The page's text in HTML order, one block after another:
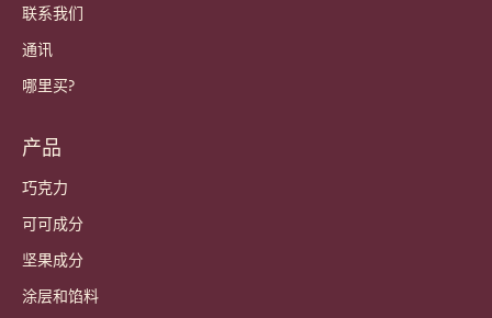
联系我们
通讯
哪里买?
产品
巧克力
可可成分
坚果成分
涂层和馅料